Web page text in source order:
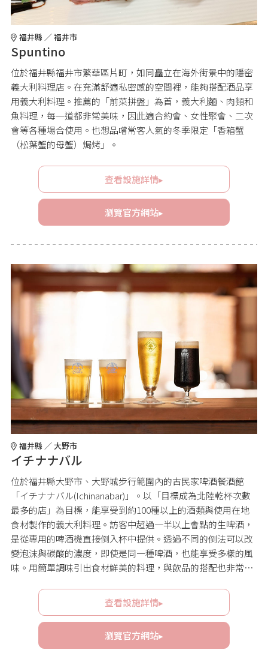
福井縣 ／ 福井市
Spuntino
位於福井縣福井市繁華區片町，如同矗立在海外街景中的隱密
義大利料理店。在充滿舒適私密感的空間裡，能夠搭配酒品享
用義大利料理。推薦的「前菜拼盤」為首，義大利麵、肉類和
魚料理，每一道都非常美味，因此適合約會、女性聚會、二次
會等各種場合使用。也想品嚐常客人氣的冬季限定「香箱蟹
（松葉蟹的母蟹）焗烤」。
查看設施詳情▸
瀏覽官方網站▸
福井縣 ／ 大野市
イチナナバル
位於福井縣大野市、大野城步行範圍內的古民家啤酒餐酒館
「イチナナバル(Ichinanabar)」。以「目標成為北陸乾杯次數
最多的店」為目標，能享受到約100種以上的酒類與使用在地
食材製作的義大利料理。訪客中超過一半以上會點的生啤酒，
是從專用的啤酒機直接倒入杯中提供。透過不同的倒法可以改
變泡沫與碳酸的濃度，即使是同一種啤酒，也能享受多樣的風
味。用簡單調味引出食材鮮美的料理，與飲品的搭配也非常出
查看設施詳情▸
瀏覽官方網站▸